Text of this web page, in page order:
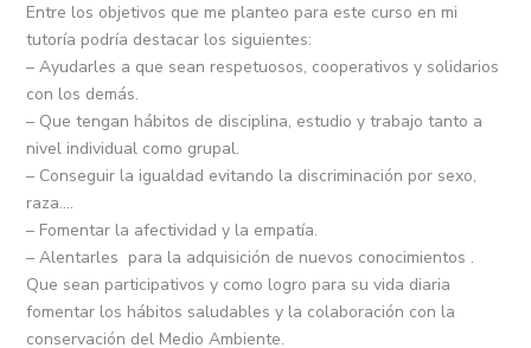
Entre los objetivos que me planteo para este curso en mi
tutoría podría destacar los siguientes:
– Ayudarles a que sean respetuosos, cooperativos y solidarios
con los demás.
– Que tengan hábitos de disciplina, estudio y trabajo tanto a
nivel individual como grupal.
– Conseguir la igualdad evitando la discriminación por sexo,
raza….
– Fomentar la afectividad y la empatía.
– Alentarles para la adquisición de nuevos conocimientos .
Que sean participativos y como logro para su vida diaria
fomentar los hábitos saludables y la colaboración con la
conservación del Medio Ambiente.